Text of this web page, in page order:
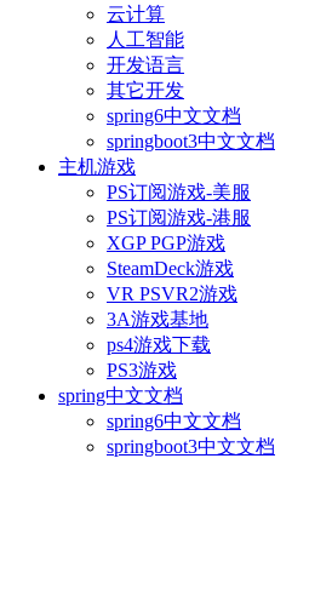
云计算
人工智能
开发语言
其它开发
spring6中文文档
springboot3中文文档
主机游戏
PS订阅游戏-美服
PS订阅游戏-港服
XGP PGP游戏
SteamDeck游戏
VR PSVR2游戏
3A游戏基地
ps4游戏下载
PS3游戏
spring中文文档
spring6中文文档
springboot3中文文档